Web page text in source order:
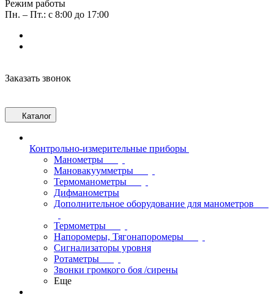
Режим работы
Пн. – Пт.: с 8:00 до 17:00
Заказать звонок
Каталог
Контрольно-измерительные приборы
Манометры
Мановакуумметры
Термоманометры
Дифманометры
Дополнительное оборудование для манометров
Термометры
Напоромеры, Тягонапоромеры
Сигнализаторы уровня
Ротаметры
Звонки громкого боя /сирены
Еще